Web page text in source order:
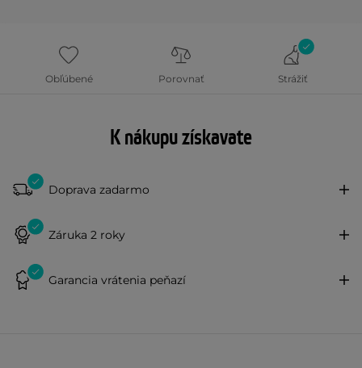
Obľúbené Porovnať Strážiť
K nákupu získavate
Doprava zadarmo
Záruka 2 roky
Garancia vrátenia peňazí